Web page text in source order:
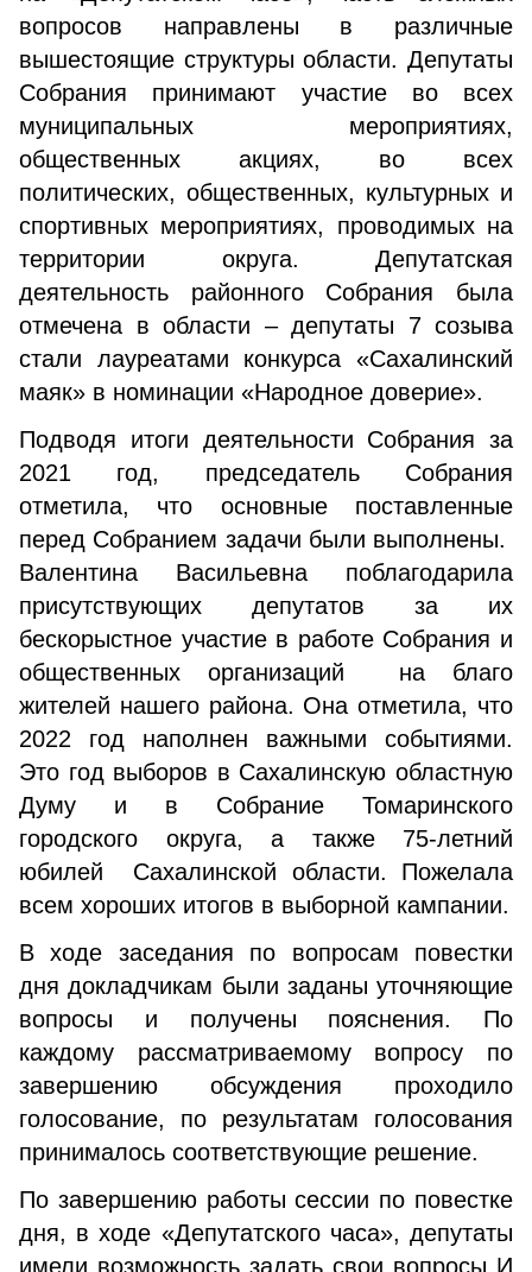
вопросов направлены в различные
вышестоящие структуры области. Депутаты
Собрания принимают участие во всех
муниципальных мероприятиях,
общественных акциях, во всех
политических, общественных, культурных и
спортивных мероприятиях, проводимых на
территории округа. Депутатская
деятельность районного Собрания была
отмечена в области – депутаты 7 созыва
стали лауреатами конкурса «Сахалинский
маяк» в номинации «Народное доверие».
Подводя итоги деятельности Собрания за
2021 год, председатель Собрания
отметила, что основные поставленные
перед Собранием задачи были выполнены.
Валентина Васильевна поблагодарила
присутствующих депутатов за их
бескорыстное участие в работе Собрания и
общественных организаций на благо
жителей нашего района. Она отметила, что
2022 год наполнен важными событиями.
Это год выборов в Сахалинскую областную
Думу и в Собрание Томаринского
городского округа, а также 75-летний
юбилей Сахалинской области. Пожелала
всем хороших итогов в выборной кампании.
В ходе заседания по вопросам повестки
дня докладчикам были заданы уточняющие
вопросы и получены пояснения. По
каждому рассматриваемому вопросу по
завершению обсуждения проходило
голосование, по результатам голосования
принималось соответствующие решение.
По завершению работы сессии по повестке
дня, в ходе «Депутатского часа», депутаты
имели возможность задать свои вопросы И